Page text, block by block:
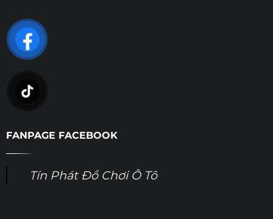
FANPAGE FACEBOOK
Tín Phát Đồ Chơi Ô Tô